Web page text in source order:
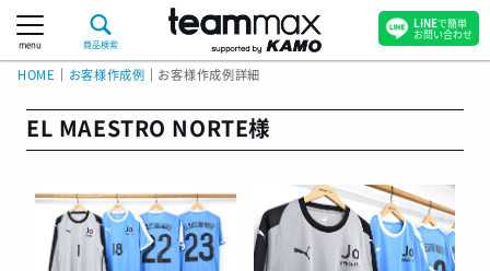
menu 商品検索
HOME お客様作成例 お客様作成例詳細
EL MAESTRO NORTE様
LINEで簡単
お問い合わせ